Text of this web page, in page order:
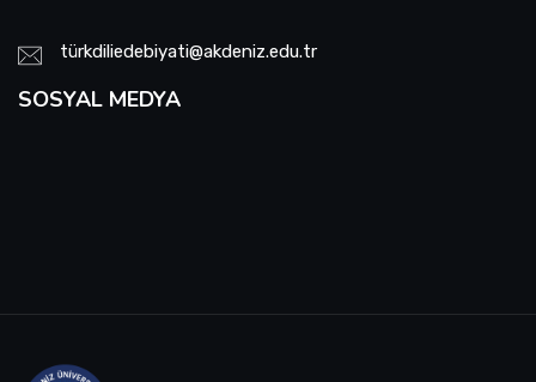
türkdiliedebiyati@akdeniz.edu.tr
SOSYAL MEDYA